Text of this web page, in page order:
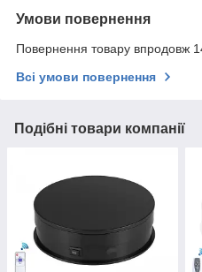
Умови повернення
Повернення товару впродовж
Всі умови повернення
Подібні товари компанії